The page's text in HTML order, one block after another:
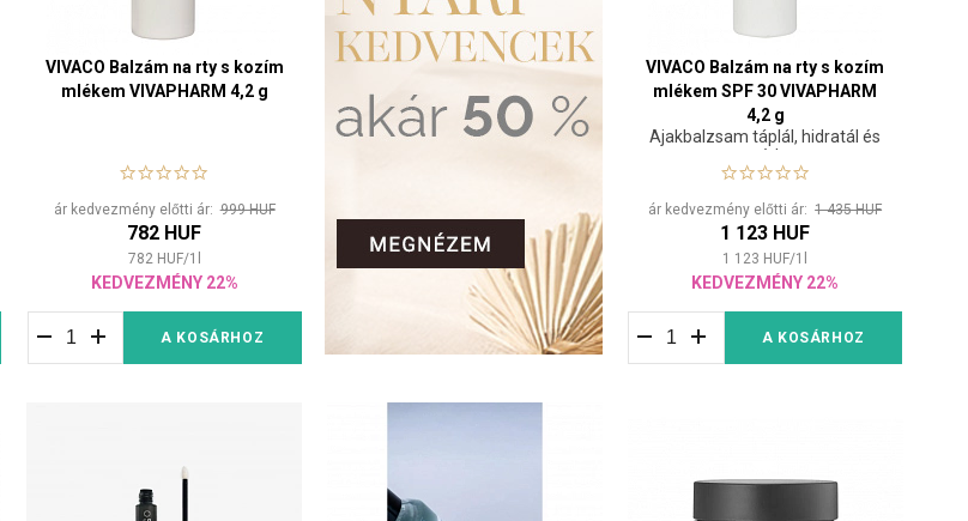
VIVACO Balzám na rty s kozím
mlékem VIVAPHARM 4,2 g
ár kedvezmény előtti ár:999 HUF
782 HUF
782 HUF/1
KEDVEZMÉNY 22%
A KOSÁRHOZ
VIVACO Balzám na rty s kozím
mlékem SPF 30 VIVAPHARM
4,2 g
Ajakbalzsam táplál, hidratál és
véd
ár kedvezmény előtti ár:1 435 HUF
1 123 HUF
1 123 HUF/1
KEDVEZMÉNY 22%
A KOSÁRHOZ